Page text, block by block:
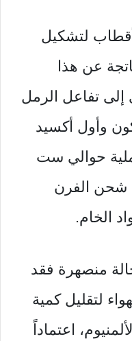
لتشكيل
عن هذا
تفاعل الرمل
وأول أكسيد
حوالي ست
شحن الفرن
الخام.
منصهرة فقد
لتقليل كمية
اعتماداً